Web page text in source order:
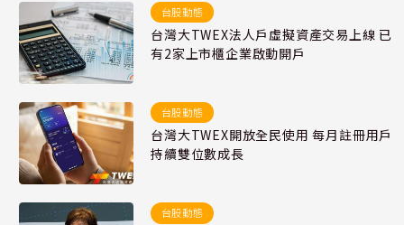
台股動態
台灣大TWEX法人戶虛擬資產交易上線 已
有2家上市櫃企業啟動開戶
台股動態
台灣大TWEX開放全民使用 每月註冊用戶
持續雙位數成長
台股動態